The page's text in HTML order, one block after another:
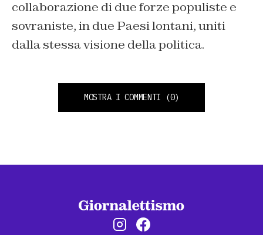
collaborazione di due forze populiste e
sovraniste, in due Paesi lontani, uniti
dalla stessa visione della politica.
MOSTRA I COMMENTI (0)